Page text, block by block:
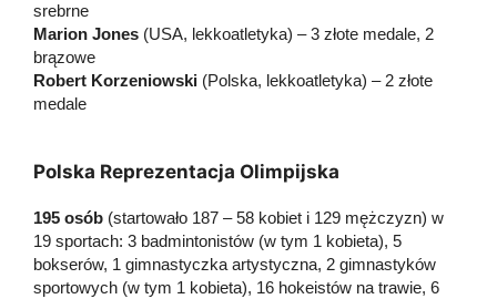
srebrne
Marion Jones (USA, lekkoatletyka) – 3 złote medale, 2
brązowe
Robert Korzeniowski (Polska, lekkoatletyka) – 2 złote
medale
Polska Reprezentacja Olimpijska
195 osób (startowało 187 – 58 kobiet i 129 mężczyzn) w
19 sportach: 3 badmintonistów (w tym 1 kobieta), 5
bokserów, 1 gimnastyczka artystyczna, 2 gimnastyków
sportowych (w tym 1 kobieta), 16 hokeistów na trawie, 6